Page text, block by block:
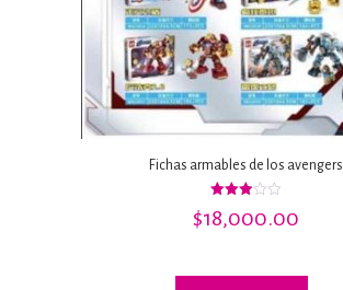
Fichas armables de los avengers
con
$18,000.00